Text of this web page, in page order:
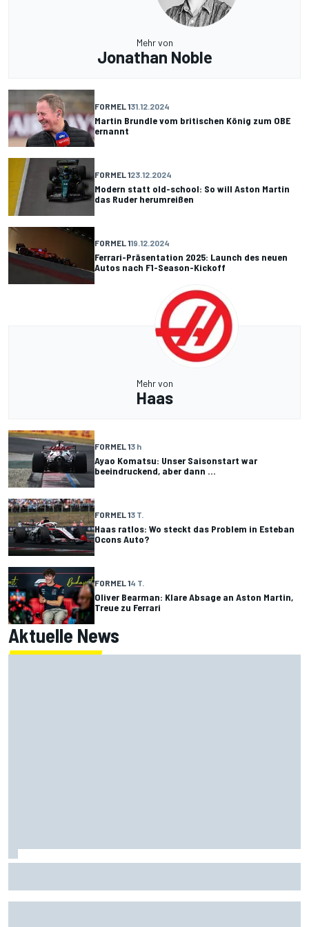
Mehr von
Jonathan Noble
FORMEL 131.12.2024
Martin Brundle vom britischen König zum OBE
ernannt
FORMEL 123.12.2024
Modern statt old-school: So will Aston Martin
das Ruder herumreißen
FORMEL 119.12.2024
Ferrari-Präsentation 2025: Launch des neuen
Autos nach F1-Season-Kickoff
Mehr von
Haas
FORMEL 13 h
Ayao Komatsu: Unser Saisonstart war
beeindruckend, aber dann ...
FORMEL 13 T.
Haas ratlos: Wo steckt das Problem in Esteban
Ocons Auto?
FORMEL 14 T.
Oliver Bearman: Klare Absage an Aston Martin,
Treue zu Ferrari
Aktuelle News